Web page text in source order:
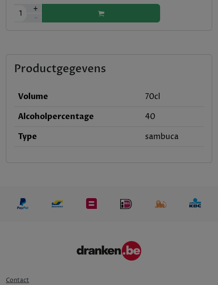
1
+
-
Productgegevens
Volume
70cl
Alcoholpercentage
40
Type
sambuca
Contact